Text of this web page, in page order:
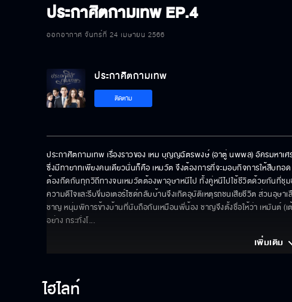
ประกาศิตกามเทพEP.4
ออกอากาศ จันทร์ที่ 24 เมษายน 2566
ประกาศิตกามเทพ
ติดตาม
ประกาศิตกามเทพ เรื่องราวของ เหม บุญญฉัตรพงษ์ (อาตู่ นพพล) อัครมหาเศ
ซึ่งมีทายาทเพียงคนเดียวนั่นก็คือ เหมวัต จึงต้องการที่จะมอบกิจการให้สืบท
ต้องกีดกันทุกวิถีทางจนเหมวัตต้องพาอุษาหนีไป ทั้งคู่หนีไปใช้ชีวิตด้วยกันที่ชุ
ความดีใจและรีบขี่มอเตอร์ไซด์กลับบ้านจึงเกิดอุบัติเหตุรถชนเสียชีวิต ส่วนอุษา
ชาญ หนุ่มพิการข้างบ้านที่นับถือกันเหมือนพี่น้อง ชาญจึงตั้งชื่อให้ว่า เหมันต์ (เ
อย่าง กระทั่งโ...
เพิ่มเติม
ไฮไลท์